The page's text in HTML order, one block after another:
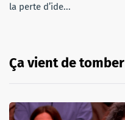
la perte d’ide...
Ça vient de tomber